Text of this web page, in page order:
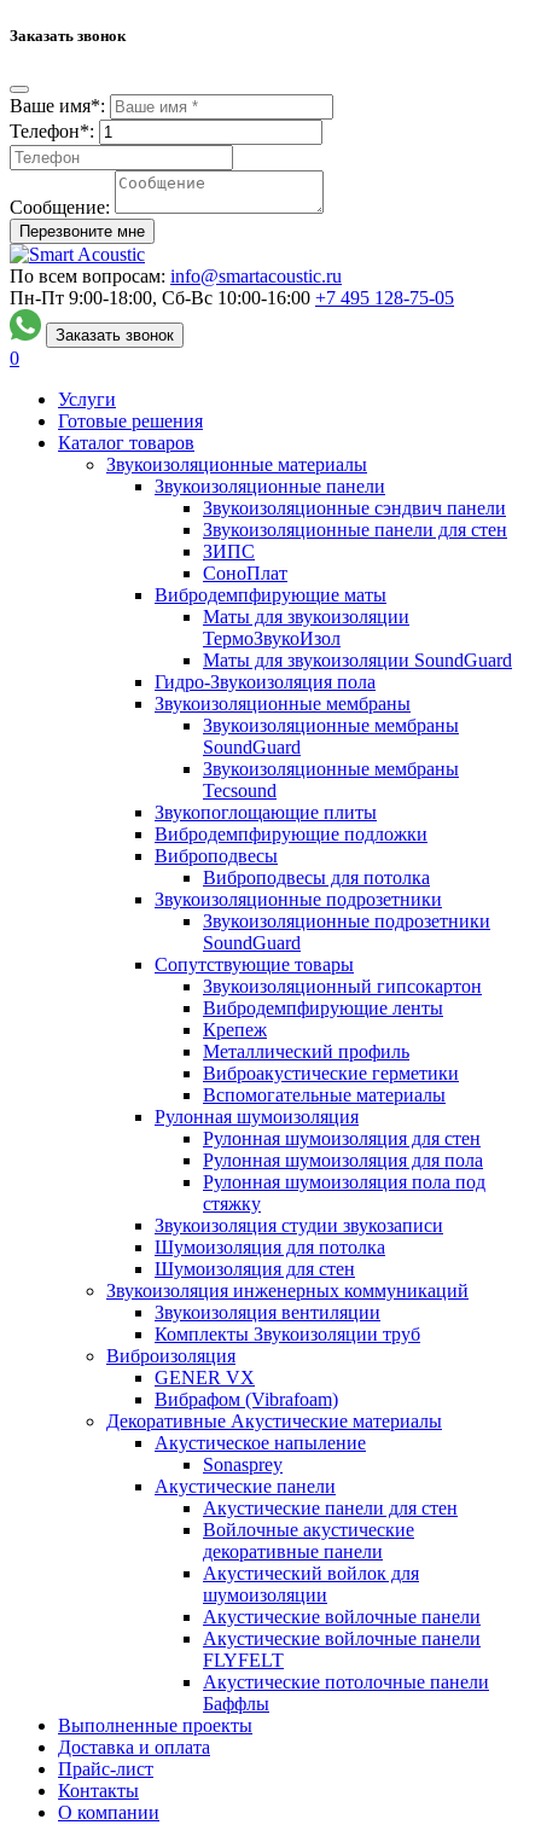
Заказать звонок
Ваше имя*:
Телефон*:
Сообщение:
Перезвоните мне
По всем вопросам: info@smartacoustic.ru
Пн-Пт 9:00-18:00, Сб-Вс 10:00-16:00 +7 495 128-75-05
Заказать звонок
0
Услуги
Готовые решения
Каталог товаров
Звукоизоляционные материалы
Звукоизоляционные панели
Звукоизоляционные сэндвич панели
Звукоизоляционные панели для стен
ЗИПС
СоноПлат
Вибродемпфирующие маты
Маты для звукоизоляции
ТермоЗвукоИзол
Маты для звукоизоляции SoundGuard
Гидро-Звукоизоляция пола
Звукоизоляционные мембраны
Звукоизоляционные мембраны
SoundGuard
Звукоизоляционные мембраны
Tecsound
Звукопоглощающие плиты
Вибродемпфирующие подложки
Виброподвесы
Виброподвесы для потолка
Звукоизоляционные подрозетники
Звукоизоляционные подрозетники
SoundGuard
Сопутствующие товары
Звукоизоляционный гипсокартон
Вибродемпфирующие ленты
Крепеж
Металлический профиль
Виброакустические герметики
Вспомогательные материалы
Рулонная шумоизоляция
Рулонная шумоизоляция для стен
Рулонная шумоизоляция для пола
Рулонная шумоизоляция пола под
стяжку
Звукоизоляция студии звукозаписи
Шумоизоляция для потолка
Шумоизоляция для стен
Звукоизоляция инженерных коммуникаций
Звукоизоляция вентиляции
Комплекты Звукоизоляции труб
Виброизоляция
GENER VX
Вибрафом (Vibrafoam)
Декоративные Акустические материалы
Акустическое напыление
Sonasprey
Акустические панели
Акустические панели для стен
Войлочные акустические
декоративные панели
Акустический войлок для
шумоизоляции
Акустические войлочные панели
Акустические войлочные панели
FLYFELT
Акустические потолочные панели
Баффлы
Выполненные проекты
Доставка и оплата
Прайс-лист
Контакты
О компании